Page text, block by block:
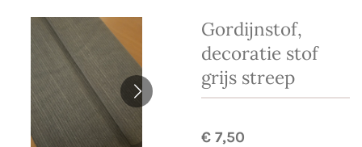
Gordijnstof,
decoratie stof
grijs streep
€ 7,50